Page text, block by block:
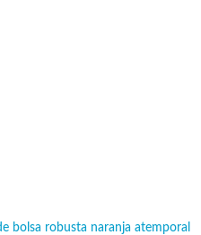
de bolsa robusta naranja atemporal